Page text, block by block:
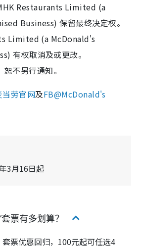
Restaurants Limited (a
Business) 保留最终决定权。
Limited (a McDonald's
有权取消及或更改。
不另行通知。
当劳官网及FB@McDonald's
3月16日起
票有多划算？
票优惠回归，100元起可任选4